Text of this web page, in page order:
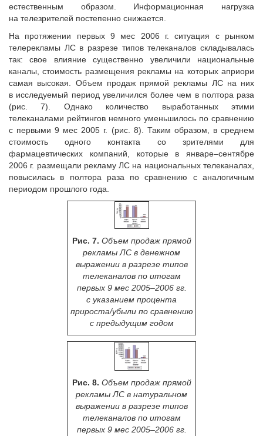
естественным образом. Информационная нагрузка
на телезрителей постепенно снижается.
На протяжении первых 9 мес 2006 г. ситуация с рынком
телерекламы ЛС в разрезе типов телеканалов складывалась
так: свое влияние существенно увеличили национальные
каналы, стоимость размещения рекламы на которых априори
самая высокая. Объем продаж прямой рекламы ЛС на них
в исследуемый период увеличился более чем в полтора раза
(рис. 7). Однако количество выработанных этими
телеканалами рейтингов немного уменьшилось по сравнению
с первыми 9 мес 2005 г. (рис. 8). Таким образом, в среднем
стоимость одного контакта со зрителями для
фармацевтических компаний, которые в январе–сентябре
2006 г. размещали рекламу ЛС на национальных телеканалах,
повысилась в полтора раза по сравнению с аналогичным
периодом прошлого года.
Рис. 7. Объем продаж прямой
рекламы ЛС в денежном
выражении в разрезе типов
телеканалов по итогам
первых 9 мес 2005–2006 гг.
с указанием процента
прироста/убыли по сравнению
с предыдущим годом
Рис. 8. Объем продаж прямой
рекламы ЛС в натуральном
выражении в разрезе типов
телеканалов по итогам
первых 9 мес 2005–2006 гг.